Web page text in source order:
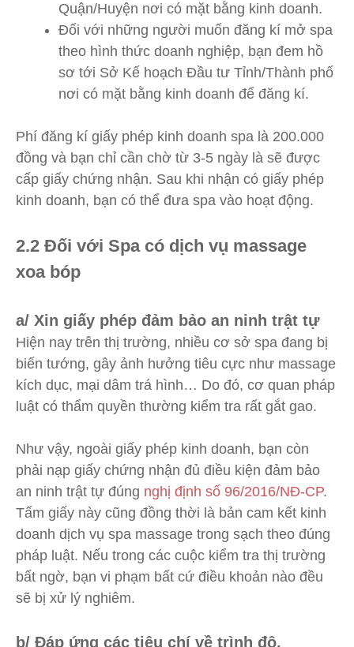
Quận/Huyện nơi có mặt bằng kinh doanh.
Đối với những người muốn đăng kí mở spa
theo hình thức doanh nghiệp, bạn đem hồ
sơ tới Sở Kế hoạch Đầu tư Tỉnh/Thành phố
nơi có mặt bằng kinh doanh để đăng kí.
Phí đăng kí giấy phép kinh doanh spa là 200.000
đồng và bạn chỉ cần chờ từ 3-5 ngày là sẽ được
cấp giấy chứng nhận. Sau khi nhận có giấy phép
kinh doanh, bạn có thể đưa spa vào hoạt động.
2.2 Đối với Spa có dịch vụ massage
xoa bóp
a/ Xin giấy phép đảm bảo an ninh trật tự
Hiện nay trên thị trường, nhiều cơ sở spa đang bị
biến tướng, gây ảnh hưởng tiêu cực như massage
kích dục, mại dâm trá hình… Do đó, cơ quan pháp
luật có thẩm quyền thường kiểm tra rất gắt gao.
Như vậy, ngoài giấy phép kinh doanh, bạn còn
phải nạp giấy chứng nhận đủ điều kiện đảm bảo
an ninh trật tự đúng nghị định số 96/2016/NĐ-CP.
Tấm giấy này cũng đồng thời là bản cam kết kinh
doanh dịch vụ spa massage trong sạch theo đúng
pháp luật. Nếu trong các cuộc kiểm tra thị trường
bất ngờ, bạn vi phạm bất cứ điều khoản nào đều
sẽ bị xử lý nghiêm.
b/ Đáp ứng các tiêu chí về trình độ,